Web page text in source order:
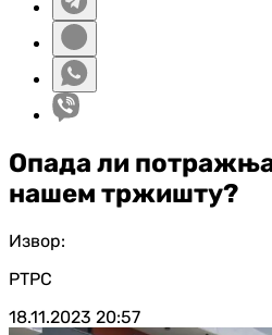
Опада ли
нашем тржишту?
Извор:
РТРС
18.11.2023 20:57